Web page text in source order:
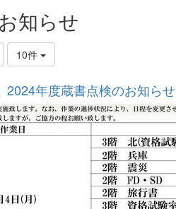
知らせ
10件
2024年度蔵書点検のお知らせ